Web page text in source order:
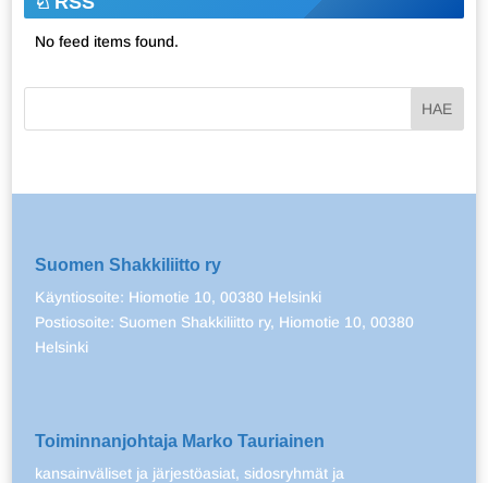
No feed items found.
Suomen Shakkiliitto ry
Käyntiosoite: Hiomotie 10, 00380 Helsinki
Postiosoite: Suomen Shakkiliitto ry, Hiomotie 10, 00380
Helsinki
Toiminnanjohtaja Marko Tauriainen
kansainväliset ja järjestöasiat, sidosryhmät ja